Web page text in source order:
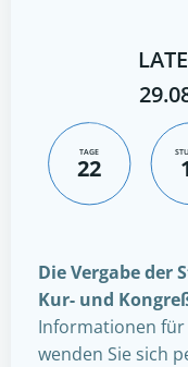
TAGE
22
Die Vergabe der
Kur- und
Informationen für
wenden Sie sich